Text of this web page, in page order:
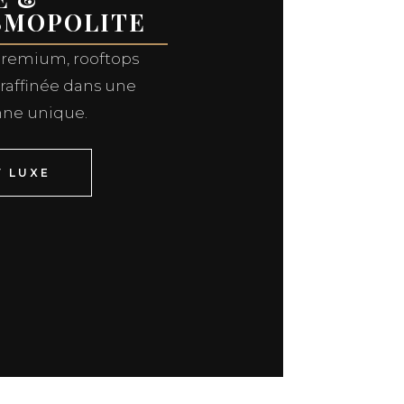
rooftops
dans une
unique.
LUXE